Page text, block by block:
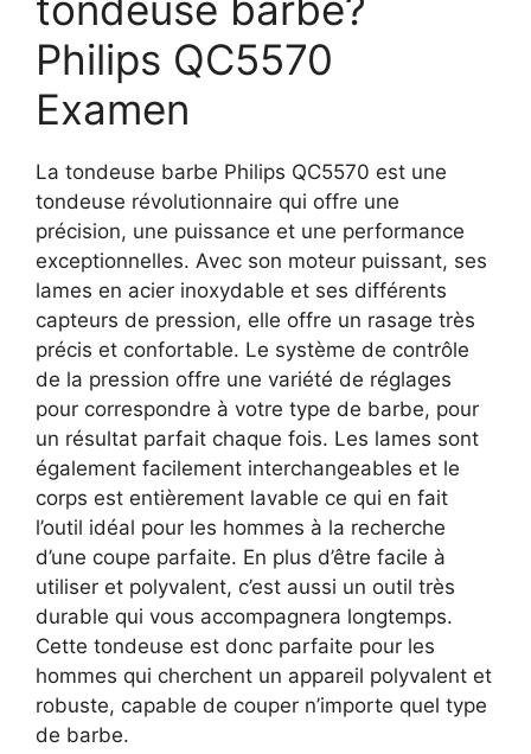
Philips QC5570
Examen
La tondeuse barbe Philips QC5570 est une
tondeuse révolutionnaire qui offre une
précision, une puissance et une performance
exceptionnelles. Avec son moteur puissant, ses
lames en acier inoxydable et ses différents
capteurs de pression, elle offre un rasage très
précis et confortable. Le système de contrôle
de la pression offre une variété de réglages
pour correspondre à votre type de barbe, pour
un résultat parfait chaque fois. Les lames sont
également facilement interchangeables et le
corps est entièrement lavable ce qui en fait
l’outil idéal pour les hommes à la recherche
d’une coupe parfaite. En plus d’être facile à
utiliser et polyvalent, c’est aussi un outil très
durable qui vous accompagnera longtemps.
Cette tondeuse est donc parfaite pour les
hommes qui cherchent un appareil polyvalent et
robuste, capable de couper n’importe quel type
de barbe.